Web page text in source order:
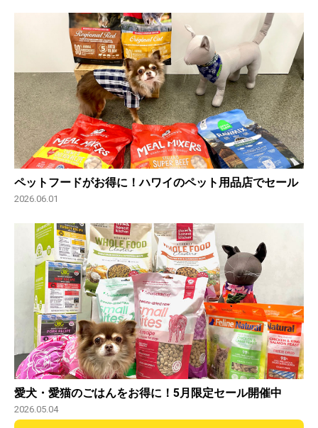
ペットフードがお得に！ハワイのペット用品店でセール
2026.06.01
愛犬・愛猫のごはんをお得に！5月限定セール開催中
2026.05.04